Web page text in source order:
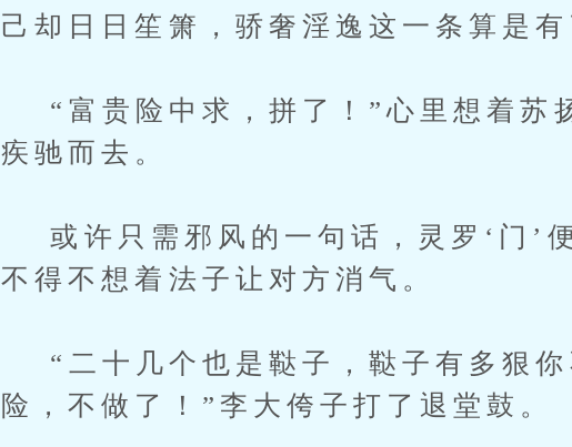
己却日日笙箫，骄奢淫逸这一条算是有
“富贵险中求，拼了！”心里想着苏
疾驰而去。
或许只需邪风的一句话，灵罗‘门’
不得不想着法子让对方消气。
“二十几个也是鞑子，鞑子有多狠你
险，不做了！”李大侉子打了退堂鼓。